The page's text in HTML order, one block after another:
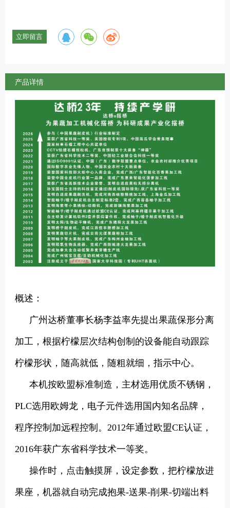
立即留言
产品详情
概述：
广州达桥董事长杨李益率先提出果蔬保形分离
加工，根据柠檬层次结构创制的设备能自动跟踪
柠檬形状，随高就低，随粗就细，指示中心。
本机按欧盟标准制造，主材选用优质不锈钢，
PLC选用欧姆龙，电子元件选用国内知名品牌，
程序控制加远程控制。2012年通过欧盟CE认证，
2016年获广东省科学技术一等奖。
操作时，点击触摸屏，设定参数，把柠檬放进
果座，机器就自动完成抱果-送果-削果-切端出料